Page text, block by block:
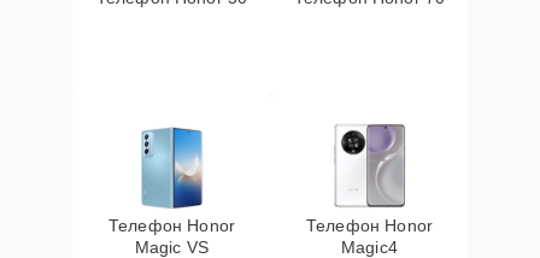
Телефон Honor
Magic VS
Телефон Honor
Magic4